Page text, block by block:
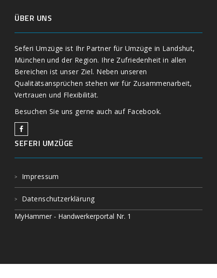
ÜBER UNS
Seferi Umzüge ist Ihr Partner für Umzüge in Landshut,
München und der Region. Ihre Zufriedenheit in allen
Bereichen ist unser Ziel. Neben unseren
Qualitätsansprüchen stehen wir für Zusammenarbeit,
Vertrauen und Flexibilität.
Besuchen Sie uns gerne auch auf Facebook.
SEFERI UMZÜGE
Impressum
Datenschutzerklärung
MyHammer - Handwerkerportal Nr. 1